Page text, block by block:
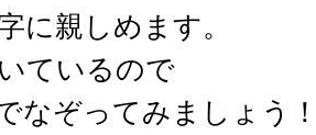
に親しめます。
ているので
なぞってみましょう！